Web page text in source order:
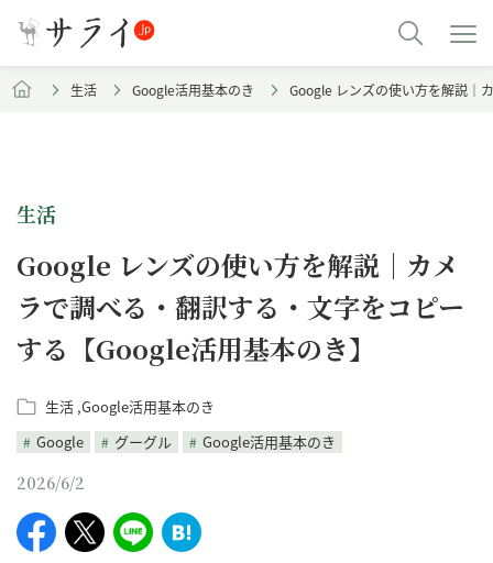
生活 Google活用基本のき Google レンズの使い方を解説｜
生活
Google レンズの使い方を解説｜カメ
ラで調べる・翻訳する・文字をコピー
する【Google活用基本のき】
生活 Google活用基本のき
Google
グーグル Google活用基本のき
2026/6/2